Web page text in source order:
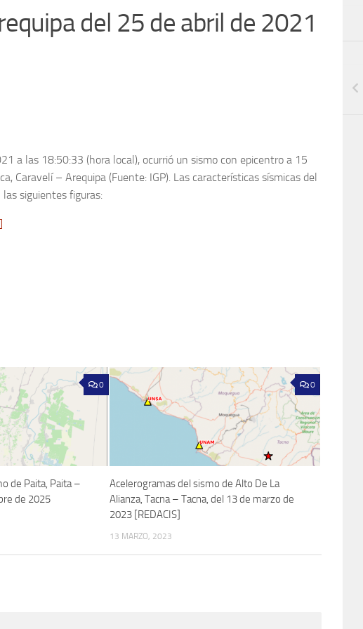
del 25 de abril de 2021
a las 18:50:33 (hora local), ocurrió un sismo con epicentro a 15
Caravelí – Arequipa (Fuente: IGP). Las características sísmicas del
siguientes figuras:
0
de Paita, Paita –
de 2025
0
Acelerogramas del sismo de Alto De La
Alianza, Tacna – Tacna, del 13 de marzo de
2023 [REDACIS]
13 MARZO, 2023